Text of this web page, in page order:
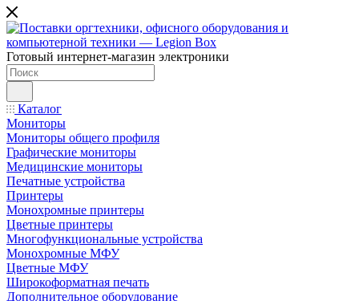
Готовый интернет-магазин электроники
Каталог
Мониторы
Мониторы общего профиля
Графические мониторы
Медицинские мониторы
Печатные устройства
Принтеры
Моноxромныe принтеры
Цвeтныe принтеры
Многофункциональные устройства
Монохромные МФУ
Цветные МФУ
Широкоформатная печать
Дополнительное оборудование